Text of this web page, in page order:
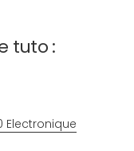
tuto :
Electronique